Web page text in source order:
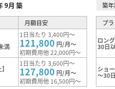
9月 築
月額目安
満
1日当たり 3,400円～
121,800 円/月～
初期費用他 22,000円～
1日当たり 3,600円～
127,800 円/月～
初期費用他 16,500円～
築
プ
ロング
30日
ショ
～30